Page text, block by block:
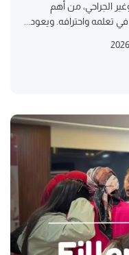
الجراحي، من أهم
تعلمه واحترافه. ويعود...